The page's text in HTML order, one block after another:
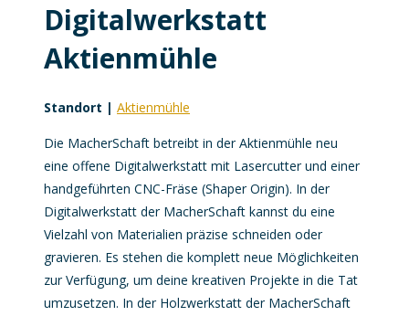
Digitalwerkstatt
Aktienmühle
Standort | Aktienmühle
Die MacherSchaft betreibt in der Aktienmühle neu
eine offene Digitalwerkstatt mit Lasercutter und einer
handgeführten CNC-Fräse (Shaper Origin). In der
Digitalwerkstatt der MacherSchaft kannst du eine
Vielzahl von Materialien präzise schneiden oder
gravieren. Es stehen die komplett neue Möglichkeiten
zur Verfügung, um deine kreativen Projekte in die Tat
umzusetzen. In der Holzwerkstatt der MacherSchaft